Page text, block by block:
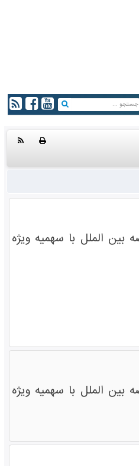
بین الملل با سهمیه ویژه
بین الملل با سهمیه ویژه